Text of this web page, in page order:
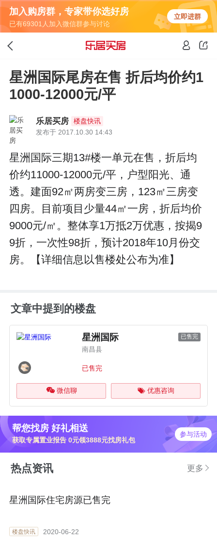
加入购房群，专家带你选好房
已有69301人加入微信群参与讨论
立即进群
星洲国际尾房在售 折后均价约1
1000-12000元/平
乐居买房
楼盘快讯
发布于 2017.10.30 14:43
星洲国际三期13#楼一单元在售，折后均
价约11000-12000元/平，户型阳光、通
透。建面92㎡两房变三房，123㎡三房变
四房。目前项目少量44㎡一房，折后均价
9000元/㎡。整体享1万抵2万优惠，按揭9
9折，一次性98折，预计2018年10月份交
房。【详细信息以售楼处公布为准】
文章中提到的楼盘
星洲国际 已售完
南昌县
已售完
微信聊 优惠咨询
帮您找房 好礼相送
获取专属置业报告 0元领3888元找房礼包
参与活动
热点资讯 更多
星洲国际住宅房源已售完
楼盘快讯 2020-06-22